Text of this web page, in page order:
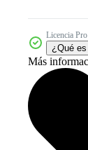
Licencia
¿Qué
Más